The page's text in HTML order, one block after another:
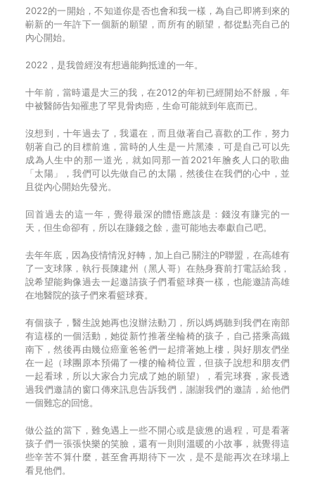
2022的一開始，不知道你是否也會和我一樣，為自己即將到來的
嶄新的一年許下一個新的願望，而所有的願望，都從點亮自己的
內心開始。
2022，是我曾經沒有想過能夠抵達的一年。
十年前，當時還是大三的我，在2012的年初已經開始不舒服，年
中被醫師告知罹患了罕見骨肉癌，生命可能就到年底而已。
沒想到，十年過去了，我還在，而且做著自己喜歡的工作，努力
朝著自己的目標前進，當時的人生是一片黑漆，可是自己可以先
成為人生中的那一道光，就如同那一首2021年膾炙人口的歌曲
「太陽」，我們可以先做自己的太陽，然後住在我們的心中，並
且從內心開始先發光。
回首過去的這一年，覺得最深的體悟應該是：錢沒有賺完的一
天，但生命卻有，所以在賺錢之餘，盡可能地去奉獻自己吧。
去年年底，因為疫情情況好轉，加上自己關注的P聯盟，在高雄有
了一支球隊，執行長陳建州（黑人哥）在熱身賽前打電話給我，
說希望能夠像過去一起邀請孩子們看籃球賽一樣，也能邀請高雄
在地醫院的孩子們來看籃球賽。
有個孩子，醫生說她再也沒辦法動刀，所以媽媽聽到我們在南部
有這樣的一個活動，她從新竹推著坐輪椅的孩子，自己搭乘高鐵
南下，然後再由幾位癌童爸爸們一起揹著她上樓，與好朋友們坐
在一起（球團原本預備了一樓的輪椅位置，但孩子說想和朋友們
一起看球，所以大家合力完成了她的願望），看完球賽，家長透
過我們邀請的窗口傳來訊息告訴我們，謝謝我們的邀請，給他們
一個難忘的回憶。
做公益的當下，難免遇上一些不開心或是疲憊的過程，可是看著
孩子們一張張快樂的笑臉，還有一則則溫暖的小故事，就覺得這
些辛苦不算什麼，甚至會再期待下一次，是不是能再次在球場上
看見他們。